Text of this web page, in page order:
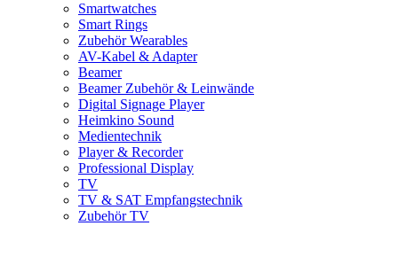
Smartwatches
Smart Rings
Zubehör Wearables
AV-Kabel & Adapter
Beamer
Beamer Zubehör & Leinwände
Digital Signage Player
Heimkino Sound
Medientechnik
Player & Recorder
Professional Display
TV
TV & SAT Empfangstechnik
Zubehör TV